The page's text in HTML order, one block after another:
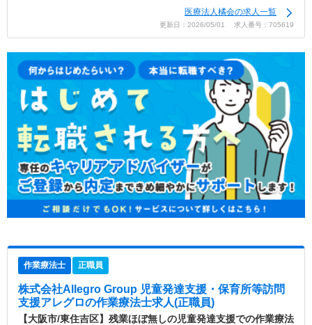
医療法人橘会の求人一覧
更新日：2026/05/01 求人番号：705619
作業療法士 正職員
株式会社Allegro Group 児童発達支援・保育所等訪問
支援アレグロの作業療法士求人(正職員)
【大阪市/東住吉区】残業ほぼ無しの児童発達支援での作業療法